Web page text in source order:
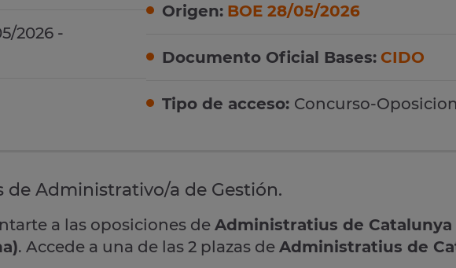
2026 -
Origen: BOE 28/05/2026
Documento Oficial Bases: CIDO
Tipo de acceso: Concurso-Oposicion
de Administrativo/a de Gestión.
a las oposiciones de Administratius de Catalunya
. Accede a una de las 2 plazas de Administratius de